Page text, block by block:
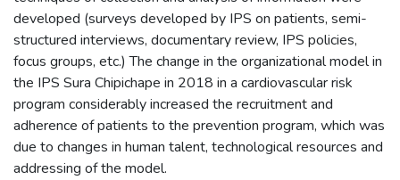
developed (surveys developed by IPS on patients, semi-
structured interviews, documentary review, IPS policies,
focus groups, etc.) The change in the organizational model in
the IPS Sura Chipichape in 2018 in a cardiovascular risk
program considerably increased the recruitment and
adherence of patients to the prevention program, which was
due to changes in human talent, technological resources and
addressing of the model.